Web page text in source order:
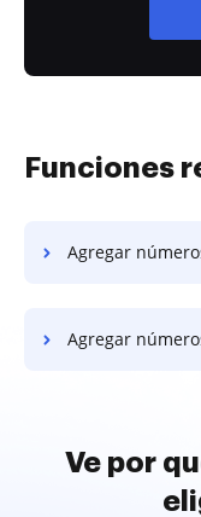
Funciones
Agregar números de página a PDF y eliminar
Agregar números de página a PDF y eliminar
Ve por